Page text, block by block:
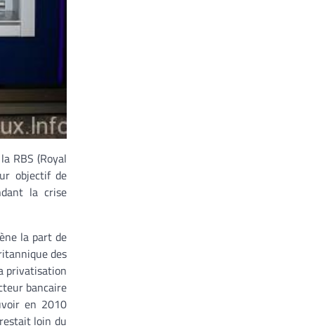
RBS (Royal
objectif de
la crise
la part de
des
privatisation
bancaire
en 2010
loin du